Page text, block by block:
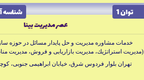
توان 1
شناسه آگهى
عصر مديريت بينا
خدمات مشاوره مديريت و حل پايدار مسائل در حوزه
(مديريت استراتژيك، مديريت بازاريابى و فروش، مديريت
فرآيند هاى كسب و كار و رهبري)
تهران بلوار فردوس شرق، خيابان ابراهيمى جنوبى، كوچه19، پلاك9